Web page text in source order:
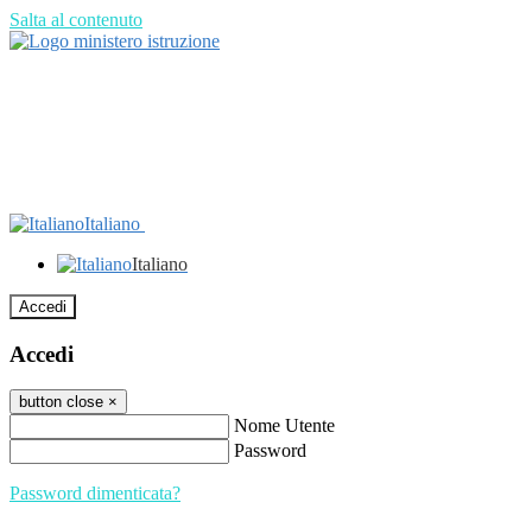
Salta al contenuto
Italiano
Italiano
Accedi
Accedi
button close ×
Nome Utente
Password
Password dimenticata?